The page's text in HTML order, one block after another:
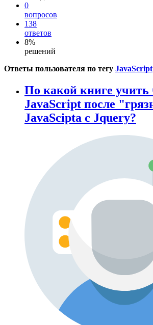
0
вопросов
138
ответов
8%
решений
Ответы пользователя по тегу JavaScript
По какой книге
JavaScript послe
JavaScipta с Jquery?